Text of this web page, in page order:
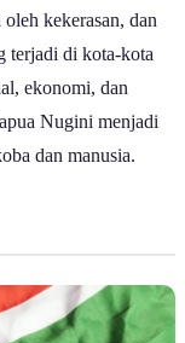
kekerasan, dan
terjadi di kota-kota
ekonomi, dan
Nugini menjadi
dan manusia.